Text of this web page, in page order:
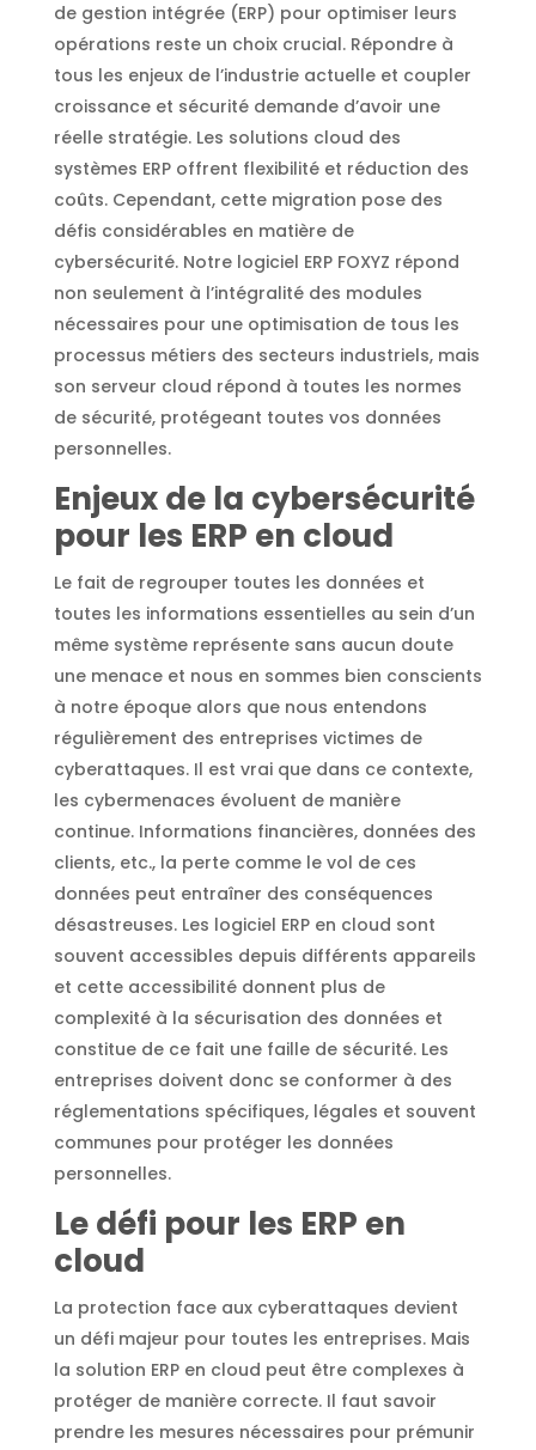
de gestion intégrée (ERP) pour optimiser leurs
opérations reste un choix crucial. Répondre à
tous les enjeux de l’industrie actuelle et coupler
croissance et sécurité demande d’avoir une
réelle stratégie. Les solutions cloud des
systèmes ERP offrent flexibilité et réduction des
coûts. Cependant, cette migration pose des
défis considérables en matière de
cybersécurité. Notre logiciel ERP FOXYZ répond
non seulement à l’intégralité des modules
nécessaires pour une optimisation de tous les
processus métiers des secteurs industriels, mais
son serveur cloud répond à toutes les normes
de sécurité, protégeant toutes vos données
personnelles.
Enjeux de la cybersécurité
pour les ERP en cloud
Le fait de regrouper toutes les données et
toutes les informations essentielles au sein d’un
même système représente sans aucun doute
une menace et nous en sommes bien conscients
à notre époque alors que nous entendons
régulièrement des entreprises victimes de
cyberattaques. Il est vrai que dans ce contexte,
les cybermenaces évoluent de manière
continue. Informations financières, données des
clients, etc., la perte comme le vol de ces
données peut entraîner des conséquences
désastreuses. Les logiciel ERP en cloud sont
souvent accessibles depuis différents appareils
et cette accessibilité donnent plus de
complexité à la sécurisation des données et
constitue de ce fait une faille de sécurité. Les
entreprises doivent donc se conformer à des
réglementations spécifiques, légales et souvent
communes pour protéger les données
personnelles.
Le défi pour les ERP en
cloud
La protection face aux cyberattaques devient
un défi majeur pour toutes les entreprises. Mais
la solution ERP en cloud peut être complexes à
protéger de manière correcte. Il faut savoir
prendre les mesures nécessaires pour prémunir